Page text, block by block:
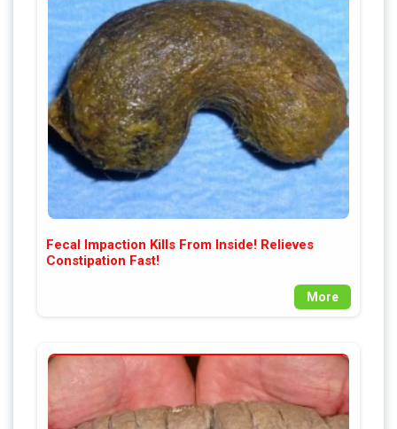
Fecal Impaction Kills From Inside! Relieves
Constipation Fast!
More